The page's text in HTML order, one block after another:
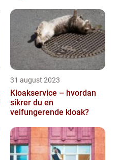
31 august 2023
Kloakservice – hvordan
sikrer du en
velfungerende kloak?